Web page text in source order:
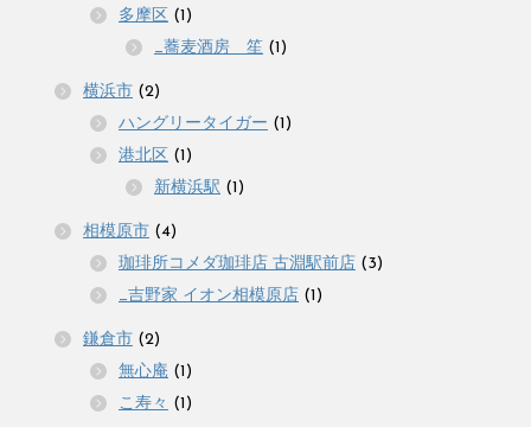
多摩区 (1)
_蕎麦酒房 笙 (1)
横浜市 (2)
ハングリータイガー (1)
港北区 (1)
新横浜駅 (1)
相模原市 (4)
珈琲所コメダ珈琲店 古淵駅前店 (3)
_吉野家 イオン相模原店 (1)
鎌倉市 (2)
無心庵 (1)
こ寿々 (1)